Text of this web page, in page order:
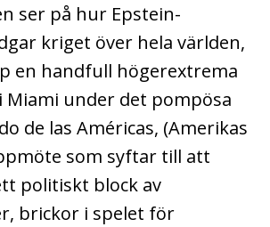
ser på hur Epstein-
kriget över hela världen,
en handfull högerextrema
Miami under det pompösa
de las Américas, (Amerikas
som syftar till att
politiskt block av
brickor i spelet för